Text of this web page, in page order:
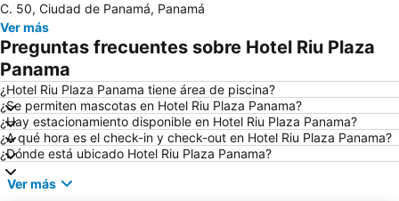
C. 50, Ciudad de Panamá, Panamá
Ver más
Preguntas frecuentes sobre Hotel Riu Plaza
Panama
¿Hotel Riu Plaza Panama tiene área de piscina?
¿Se permiten mascotas en Hotel Riu Plaza Panama?
¿Hay estacionamiento disponible en Hotel Riu Plaza Panama?
¿A qué hora es el check-in y check-out en Hotel Riu Plaza Panama?
¿Dónde está ubicado Hotel Riu Plaza Panama?
Ver más